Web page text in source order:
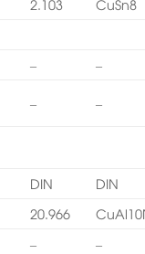
2.103 CuSn8
– –
– –
DIN
DIN
20.966
–
–